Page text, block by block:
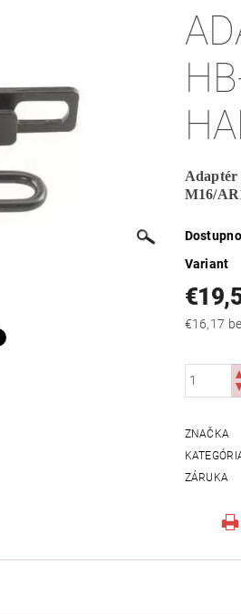
Adaptér
M16/
Variant
ZNAČKA
ZÁRUKA